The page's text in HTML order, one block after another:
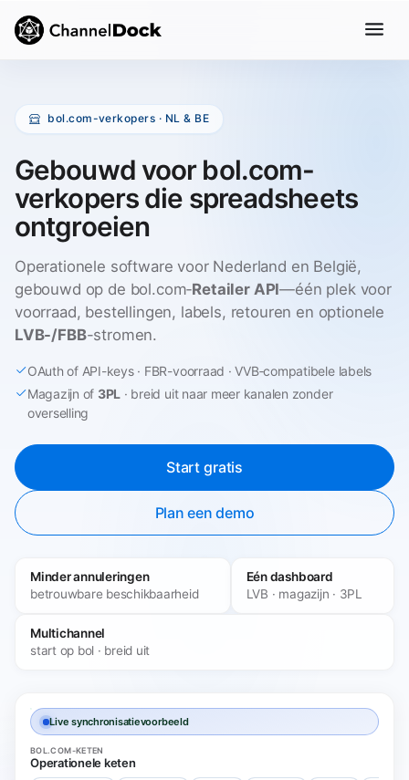
bol.com-verkopers · NL & BE
Gebouwd voor bol.com-
verkopers die spreadsheets
ontgroeien
Operationele software voor Nederland en België,
gebouwd op de bol.com‑Retailer API—één plek voor
voorraad, bestellingen, labels, retouren en optionele
LVB-/FBB-stromen.
OAuth of API-keys · FBR-voorraad · VVB‑compatibele labels
Magazijn of 3PL · breid uit naar meer kanalen zonder
overselling
Start gratis
Plan een demo
Minder annuleringen
betrouwbare beschikbaarheid
Eén dashboard
LVB · magazijn · 3PL
Multichannel
start op bol · breid uit
Live synchronisatievoorbeeld
BOL.COM-KETEN
Operationele keten